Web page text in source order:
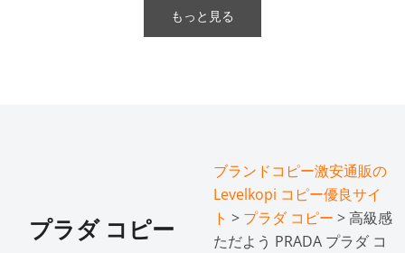
もっと見る
プラダ コピー
ブランドコピー激安通販の
Levelkopi コピー優良サイ
ト > プラダ コピー > 高級感
ただよう PRADA プラダ コ